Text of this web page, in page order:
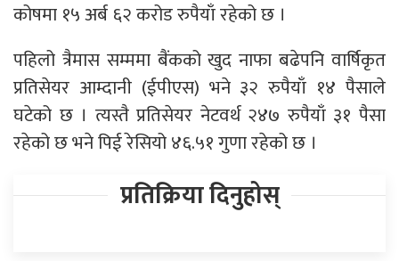
कोषमा १५ अर्ब ६२ करोड रुपैयाँ रहेको छ ।
पहिलो त्रैमास सम्ममा बैंकको खुद नाफा बढेपनि वार्षिकृत
प्रतिसेयर आम्दानी (ईपीएस) भने ३२ रुपैयाँ १४ पैसाले
घटेको छ । त्यस्तै प्रतिसेयर नेटवर्थ २४७ रुपैयाँ ३१ पैसा
रहेको छ भने पिई रेसियो ४६.५१ गुणा रहेको छ ।
प्रतिक्रिया दिनुहोस्